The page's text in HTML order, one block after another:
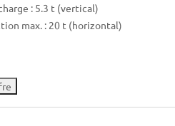
: 5.3 t (vertical)
max. : 20 t (horizontal)